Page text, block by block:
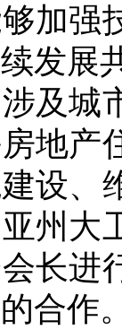
加强
发展
及城
地产
设、
州大
长进
合作